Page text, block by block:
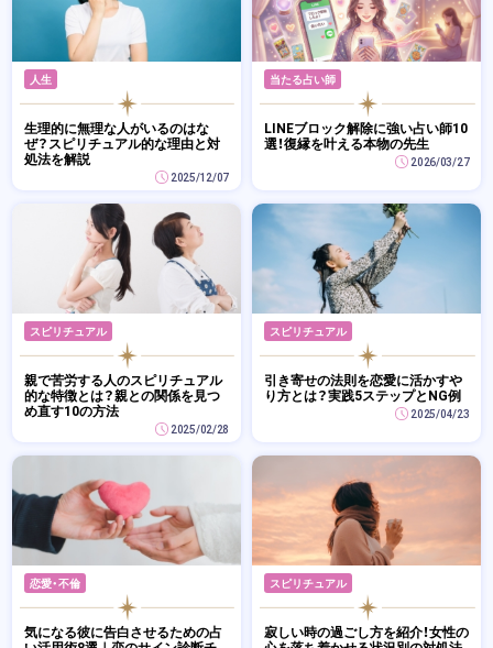
人生
生理的に無理な人がいるのはな
ぜ？スピリチュアル的な理由と対
処法を解説
2025/12/07
当たる占い師
LINEブロック解除に強い占い師10
選！復縁を叶える本物の先生
2026/03/27
スピリチュアル
親で苦労する人のスピリチュアル
的な特徴とは？親との関係を見つ
め直す10の方法
2025/02/28
スピリチュアル
引き寄せの法則を恋愛に活かすや
り方とは？実践5ステップとNG例
2025/04/23
恋愛・不倫
気になる彼に告白させるための占
スピリチュアル
寂しい時の過ごし方を紹介！女性の